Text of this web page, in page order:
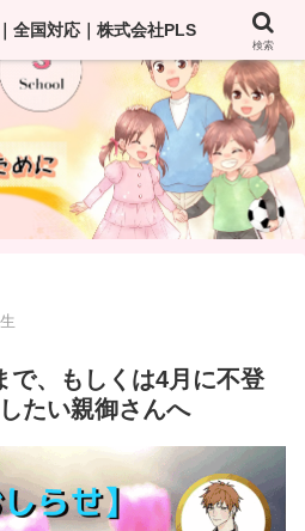
で、もしくは4月に不登
たい親御さんへ
全国対応｜株式会社PLS
検索